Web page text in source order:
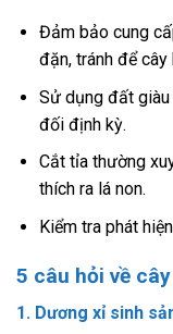
Đảm bảo cung
đặn, tránh để cây
Sử dụng đất giàu
đối định kỳ.
Cắt tỉa thường
thích ra lá non.
Kiểm tra phát
5 câu hỏi về
1. Dương xỉ sinh